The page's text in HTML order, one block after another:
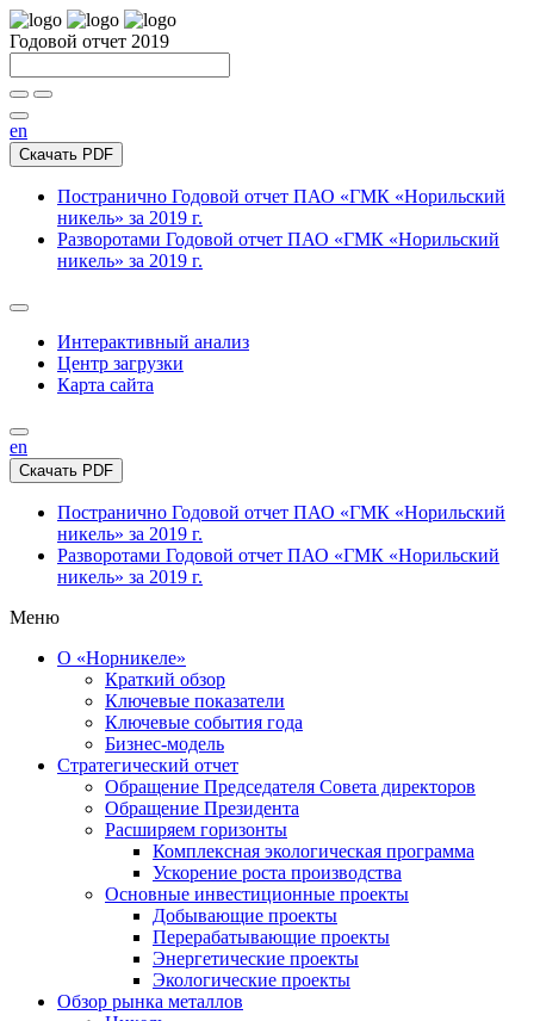
Годовой отчет 2019
en
Скачать PDF
Постранично Годовой отчет ПАО «ГМК «Норильский
никель» за 2019 г.
Разворотами Годовой отчет ПАО «ГМК «Норильский
никель» за 2019 г.
Интерактивный анализ
Центр загрузки
Карта сайта
en
Скачать PDF
Постранично Годовой отчет ПАО «ГМК «Норильский
никель» за 2019 г.
Разворотами Годовой отчет ПАО «ГМК «Норильский
никель» за 2019 г.
Меню
О «Норникеле»
Краткий обзор
Ключевые показатели
Ключевые события года
Бизнес-модель
Стратегический отчет
Обращение Председателя Совета директоров
Обращение Президента
Расширяем горизонты
Комплексная экологическая программа
Ускорение роста производства
Основные инвестиционные проекты
Добывающие проекты
Перерабатывающие проекты
Энергетические проекты
Экологические проекты
Обзор рынка металлов